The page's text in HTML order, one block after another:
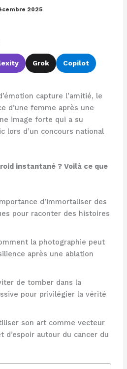
2025
Grok Copilot
capture l’amitié, le
d’une femme après une
image forte qui a su
lors d’un concours national
instantané ? Voilà ce que
d’immortaliser des
pour raconter des histoires
la photographie peut
après une ablation
de tomber dans la
pour privilégier la vérité
son art comme vecteur
d’espoir autour du cancer du